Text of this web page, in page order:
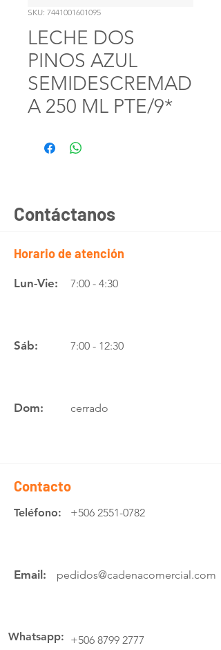
SKU: 7441001601095
LECHE DOS
PINOS AZUL
SEMIDESCREMAD
A 250 ML PTE/9*
Contáctanos
Horario de atención
Lun-Vie: 7:00 - 4:30
Sáb: 7:00 - 12:30
Dom: cerrado
Contacto
Teléfono: +506 2551-0782
Email: pedidos@cadenacomercial.com
Whatsapp: +506 8799 2777